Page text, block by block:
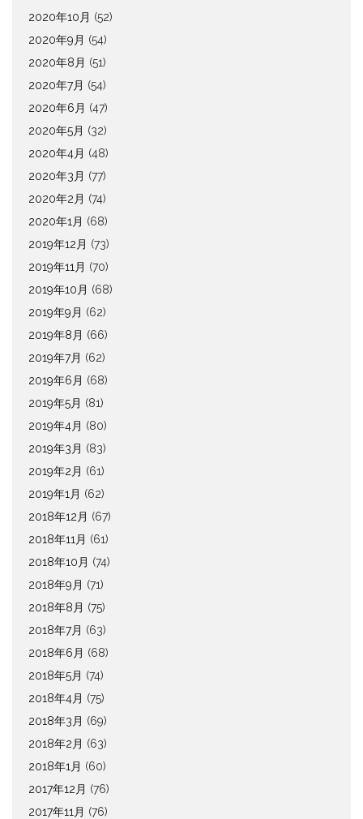
2020年10月 (52)
2020年9月 (54)
2020年8月 (51)
2020年7月 (54)
2020年6月 (47)
2020年5月 (32)
2020年4月 (48)
2020年3月 (77)
2020年2月 (74)
2020年1月 (68)
2019年12月 (73)
2019年11月 (70)
2019年10月 (68)
2019年9月 (62)
2019年8月 (66)
2019年7月 (62)
2019年6月 (68)
2019年5月 (81)
2019年4月 (80)
2019年3月 (83)
2019年2月 (61)
2019年1月 (62)
2018年12月 (67)
2018年11月 (61)
2018年10月 (74)
2018年9月 (71)
2018年8月 (75)
2018年7月 (63)
2018年6月 (68)
2018年5月 (74)
2018年4月 (75)
2018年3月 (69)
2018年2月 (63)
2018年1月 (60)
2017年12月 (76)
2017年11月 (76)